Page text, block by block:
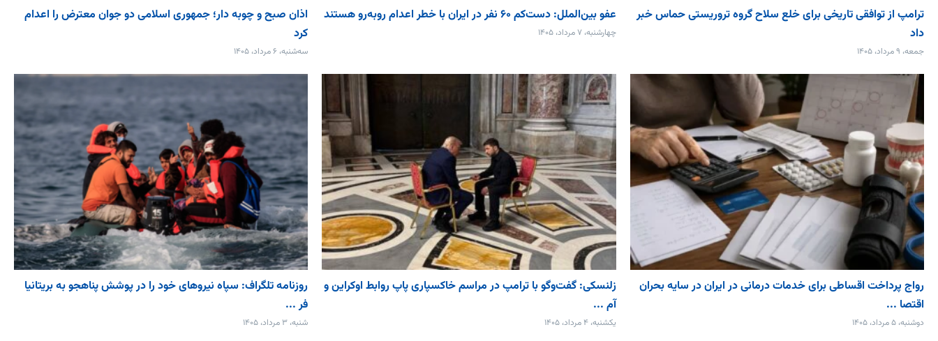
ترامپ از توافقی تاریخی برای خلع ‌سلاح گروه تروریستی حماس خبر
داد
جمعه، ۹ مرداد، ۱۴۰۵
عفو بین‌الملل: دست‌کم ۶۰ نفر در ایران با خطر اعدام روبه‌رو هستند
چهارشنبه، ۷ مرداد، ۱۴۰۵
اذان صبح و چوبه دار؛ جمهوری اسلامی دو جوان معترض را اعدام
کرد
سه‌شنبه، ۶ مرداد، ۱۴۰۵
رواج پرداخت اقساطی برای خدمات درمانی در ایران در سایه بحران
اقتصا ...
دوشنبه، ۵ مرداد، ۱۴۰۵
زلنسکی: گفت‌وگو با ترامپ در مراسم خاکسپاری پاپ روابط اوکراین و
آم ...
یکشنبه، ۴ مرداد، ۱۴۰۵
روزنامه تلگراف: سپاه نیروهای خود را در پوشش پناهجو به بریتانیا
فر ...
شنبه، ۳ مرداد، ۱۴۰۵